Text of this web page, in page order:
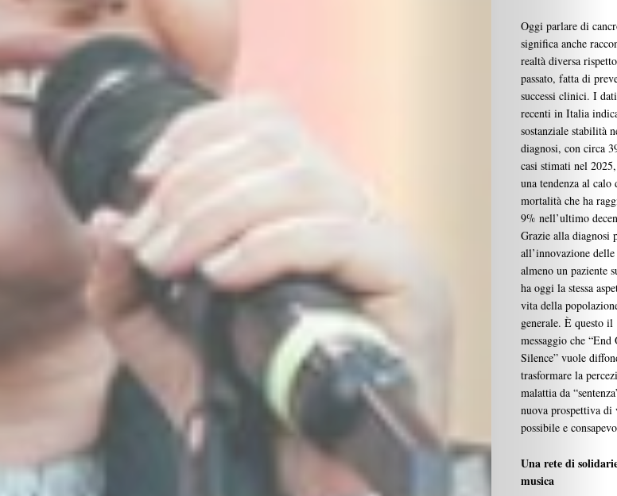
Beauty
Fashion
Travel
People
Design
Chi
Oggi parlare di
significa anche
realtà diversa
passato, fatta di
successi clinici. I
recenti in Italia
sostanziale stabilità
diagnosi, con circa
casi stimati nel
una tendenza al calo
mortalità che ha
9% nell’ultimo
Grazie alla diagnosi
all’innovazione
almeno un paziente
ha oggi la stessa
vita della
generale. È questo il
messaggio che “End
Silence” vuole
trasformare la
malattia da
nuova prospettiva di
possibile e
Una rete di
musica